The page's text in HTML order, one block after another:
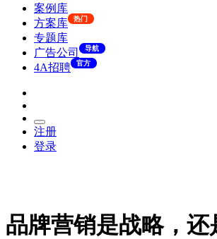
案例库
方案库
热门
专题库
广告公司
导航
4A招聘 官方
注册
登录
品牌营销是战略，还